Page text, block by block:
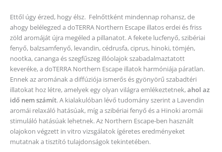
Ettől úgy érzed, hogy élsz. Felnőttként mindennap rohansz, de
ahogy belélegzed a doTERRA Northern Escape illatos erdei és friss
zöld aromáját újra megéled a pillanatot. A fekete lucfenyő, szibériai
fenyő, balzsamfenyő, levandin, cédrusfa, ciprus, hinoki, tömjén,
nootka, cananga és szegfűszeg illóolajok szabadalmaztatott
keveréke, a doTERRA Northern Escape illatok harmóniája páratlan.
Ennek az aromának a diffúziója ismerős és gyönyörű szabadtéri
illatokat hoz létre, amelyek egy olyan világra emlékeztetnek,ahol az
idő nem számít. A kialakulóban lévő tudomány szerint a Lavendin
aromái relaxáló hatásúak, míg a szibériai fenyő és a Hinoki aromái
stimuláló hatásúak lehetnek. Az Northern Escape-ben használt
olajokon végzett in vitro vizsgálatok ígéretes eredményeket
mutatnak a tisztító tulajdonságok tekintetében.